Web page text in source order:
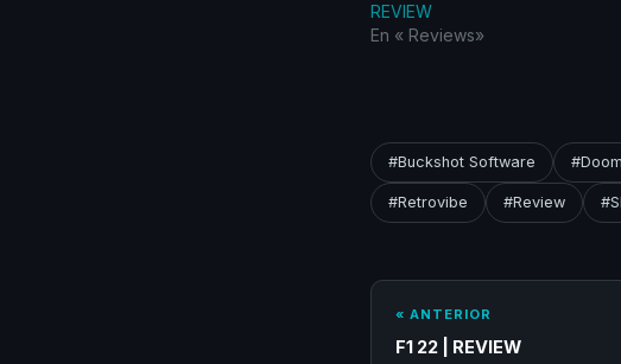
REVIEW
En «‎ Reviews‎»
#Buckshot Software #Doom
#Retrovibe #Review
« ANTERIOR
F1 22 | REVIEW